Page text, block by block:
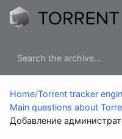
Home/Torrent tracker
Main questions about
Добавление